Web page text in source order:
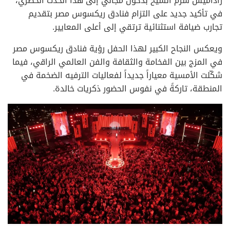
في تأكيد جديد على التزام فنادق ريكسوس مصر بتقديم
تجارب ضيافة استثنائية ترتقي إلى أعلى المعايير.
ويعكس النجاح الكبير لهذا الحفل رؤية فنادق ريكسوس مصر
في المزج بين الفخامة والثقافة والفن العالمي الراقي، فيما
شكّلت الأمسية معياراً جديداً لفعاليات الترفيه الضخمة في
المنطقة، تاركةً في نفوس الحضور ذكريات خالدة.